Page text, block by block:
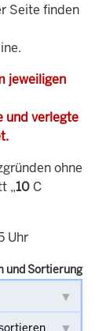
Seite finden
jeweiligen
und verlegte
ohne
„10 C
Uhr
und Sortierung